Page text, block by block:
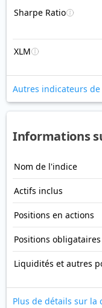
Sharpe Ratio
XLM
Autres indicateurs
Informations
Nom de l'indice
Actifs inclus
Positions en actions
Positions obligataires
Liquidités et autres
Plus de détails sur la